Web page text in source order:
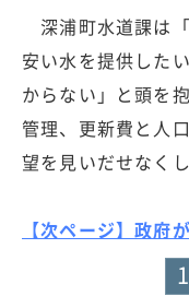
深浦町水道課は
安い水を提供した
からない」と頭を
管理、更新費と人
望を見いだせなくし
【次ページ】政府
1